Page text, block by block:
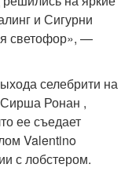
и Сигурни
светофор», —
селебрити на
Ронан ,
ее съедает
Valentino
с лобстером.